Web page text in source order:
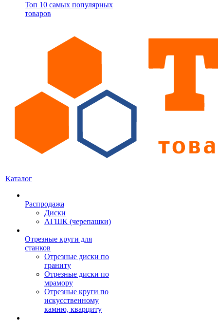
Топ 10 самых популярных
товаров
Каталог
Распродажа
Диски
АГШК (черепашки)
Отрезные круги для
станков
Отрезные диски по
граниту
Отрезные диски по
мрамору
Отрезные круги по
искусственному
камню, кварциту